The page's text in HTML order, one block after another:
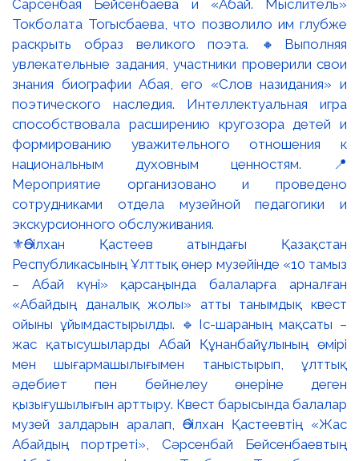
⚜️Әбілхан Қастеев атындағы Қазақстан
Республикасының Ұлттық өнер музейінде «10 тамыз
– Абай күні» қарсаңында балаларға арналған
«Абайдың даналық жолы» атты танымдық квест
ойыны ұйымдастырылды. 🔹Іс-шараның мақсаты –
жас қатысушыларды Абай Құнанбайұлының өмірі
мен шығармашылығымен таныстырып, ұлттық
әдебиет пен бейнелеу өнеріне деген
қызығушылығын арттыру. Квест барысында балалар
музей залдарын аралап, Әбілхан Қастеевтің «Жас
Абайдың портреті», Сәрсенбай Бейсенбаевтың